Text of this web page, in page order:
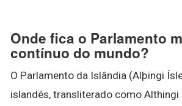
Onde fica o Parlamento
contínuo do mundo?
O Parlamento da Islândia (Alþingi
islandês, transliterado como Althingi